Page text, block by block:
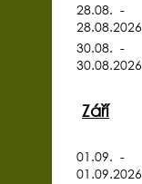
28.08. -
28.08.2026
30.08. -
30.08.2026
Září
01.09. -
01.09.2026